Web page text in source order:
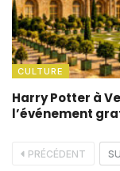
CULTURE
Harry Potter à
l’événement
PRÉCÉDENT